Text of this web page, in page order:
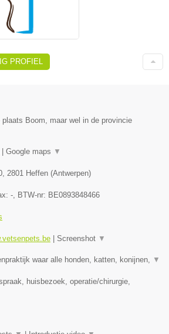
PROFIEL
plaats Boom, maar wel in de provincie
Google maps ▼
2801 Heffen (Antwerpen)
- , BTW-nr: BE0893848466
Screenshot ▼
waar alle honden, katten, konijnen, ▼
huisbezoek, operatie/chirurgie,